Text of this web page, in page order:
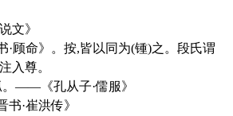
文》
顾命》。按,皆以同为(锺)之。段氏谓
入尊。
——《孔从子·儒服》
·崔洪传》